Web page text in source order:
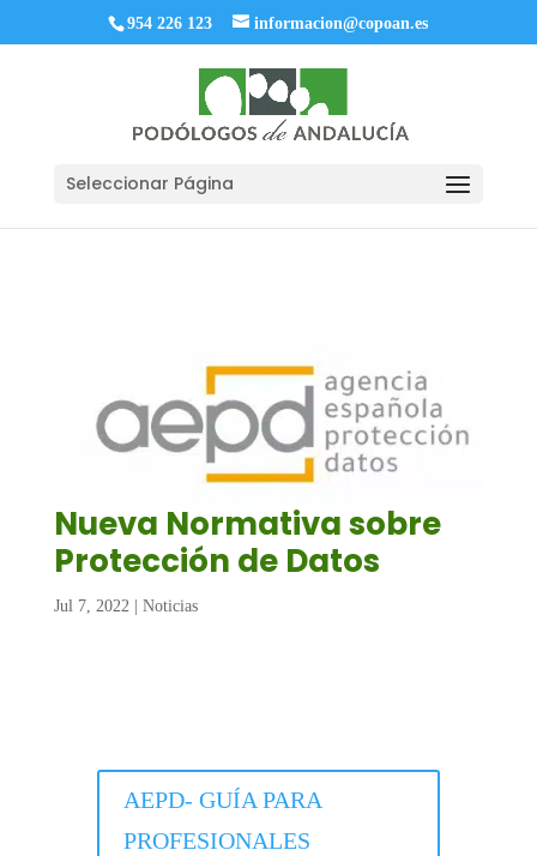
954 226 123 informacion@copoan.es
Seleccionar Página
Nueva Normativa sobre
Protección de Datos
Jul 7, 2022| Noticias
AEPD- GUÍA PARA
PROFESIONALES